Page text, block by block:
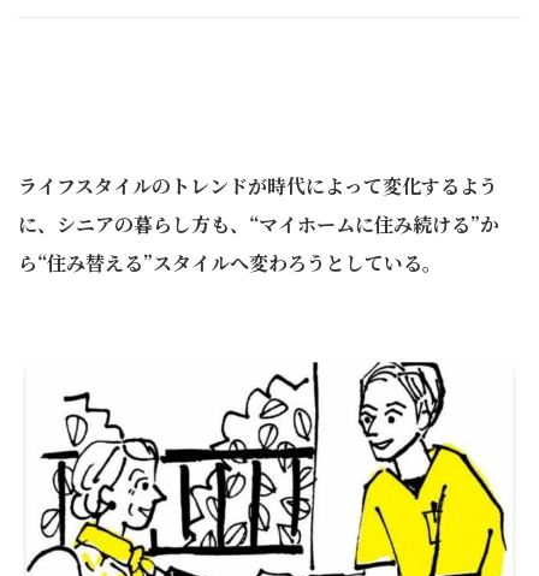
ライフスタイルのトレンドが時代によって変化するよう
に、シニアの暮らし方も、“マイホームに住み続ける”か
ら“住み替える”スタイルへ変わろうとしている。